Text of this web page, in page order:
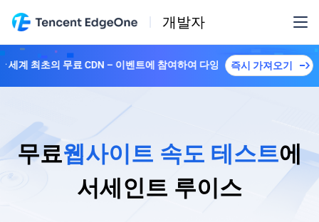
개발자
최초의 무료 CDN – 이벤트에 참여하여 다양한 플랜을解锁하세요！
즉시 가져오기
무료웹사이트 속도 테스트에
서세인트 루이스